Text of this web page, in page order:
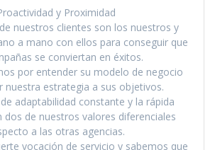
y Proximidad
nuestros clientes son los nuestros y
a mano con ellos para conseguir que
se conviertan en éxitos.
por entender su modelo de negocio
nuestra estrategia a sus objetivos.
adaptabilidad constante y la rápida
dos de nuestros valores diferenciales
a las otras agencias.
vocación de servicio y sabemos que